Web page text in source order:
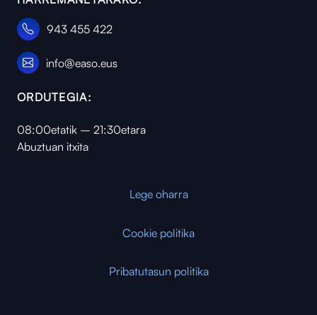
943 455 422
info@easo.eus
ORDUTEGIA:
08:00etatik – 21:30etara
Abuztuan itxita
Lege oharra
Cookie politika
Pribatutasun politika